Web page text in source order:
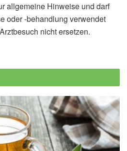
Dolores Zomeño, Olga
Salas-Salvadó, et al.:
of cardiometabolic risk
adults; in: Journal of Nutrition,
(veröffentlicht Dezember
of Nutrition, Health and Aging
allgemeine Hinweise und darf
oder -behandlung verwendet
nicht ersetzen.